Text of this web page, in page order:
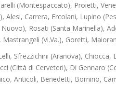
(Montespaccato), Proietti,
Alesi, Carrera, Ercolani, Lupino
Rosati (Santa Marinella),
Mastrangeli (Vi.Va.), Goretti,
Sfrezzichini (Aranova),
(Città di Cerveteri), Di Gennaro
Anticoli, Benedetti, Bornino,